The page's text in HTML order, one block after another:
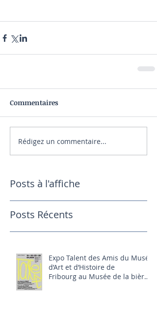
Commentaires
Rédigez un commentaire...
Posts à l'affiche
Posts Récents
Expo Talent des Amis du Musée
d’Art et d’Histoire de
Fribourg au Musée de la bière